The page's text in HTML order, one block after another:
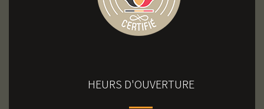
HEURS D'OUVERTURE